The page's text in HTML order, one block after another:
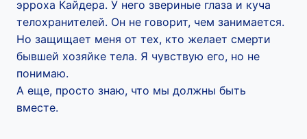
эрроха Кайдера. У него звериные глаза и куча
телохранителей. Он не говорит, чем занимается.
Но защищает меня от тех, кто желает смерти
бывшей хозяйке тела. Я чувствую его, но не
понимаю.
А еще, просто знаю, что мы должны быть
вместе.